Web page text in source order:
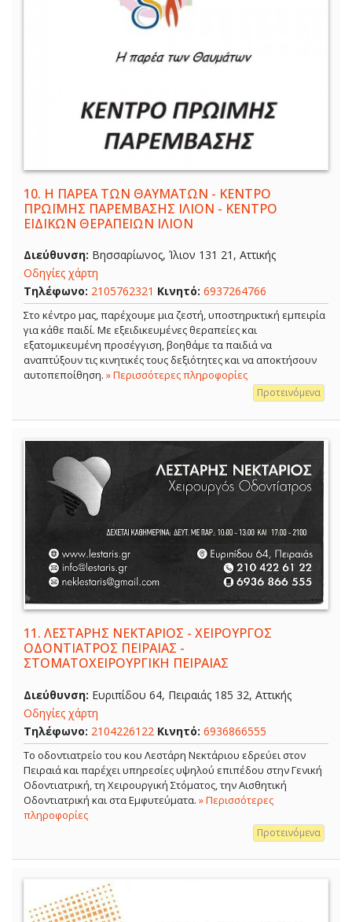
10. Η ΠΑΡΕΑ ΤΩΝ ΘΑΥΜΑΤΩΝ - ΚΕΝΤΡΟ
ΠΡΩΪΜΗΣ ΠΑΡΕΜΒΑΣΗΣ ΙΛΙΟΝ - ΚΕΝΤΡΟ
ΕΙΔΙΚΩΝ ΘΕΡΑΠΕΙΩΝ ΙΛΙΟΝ
Διεύθυνση: Βησσαρίωνος, Ίλιον 131 21, Αττικής
Οδηγίες χάρτη
Τηλέφωνο: 2105762321 Κινητό: 6937264766
Στο κέντρο μας, παρέχουμε μια ζεστή, υποστηρικτική εμπειρία
για κάθε παιδί. Με εξειδικευμένες θεραπείες και
εξατομικευμένη προσέγγιση, βοηθάμε τα παιδιά να
αναπτύξουν τις κινητικές τους δεξιότητες και να αποκτήσουν
αυτοπεποίθηση. » Περισσότερες πληροφορίες
Προτεινόμενα
11. ΛΕΣΤΑΡΗΣ ΝΕΚΤΑΡΙΟΣ - ΧΕΙΡΟΥΡΓΟΣ
ΟΔΟΝΤΙΑΤΡΟΣ ΠΕΙΡΑΙΑΣ -
ΣΤΟΜΑΤΟΧΕΙΡΟΥΡΓΙΚΗ ΠΕΙΡΑΙΑΣ
Διεύθυνση: Ευριπίδου 64, Πειραιάς 185 32, Αττικής
Οδηγίες χάρτη
Τηλέφωνο: 2104226122 Κινητό: 6936866555
Το οδοντιατρείο του κου Λεστάρη Νεκτάριου εδρεύει στον
Πειραιά και παρέχει υπηρεσίες υψηλού επιπέδου στην Γενική
Οδοντιατρική, τη Χειρουργική Στόματος, την Αισθητική
Οδοντιατρική και στα Εμφυτεύματα. » Περισσότερες
πληροφορίες
Προτεινόμενα